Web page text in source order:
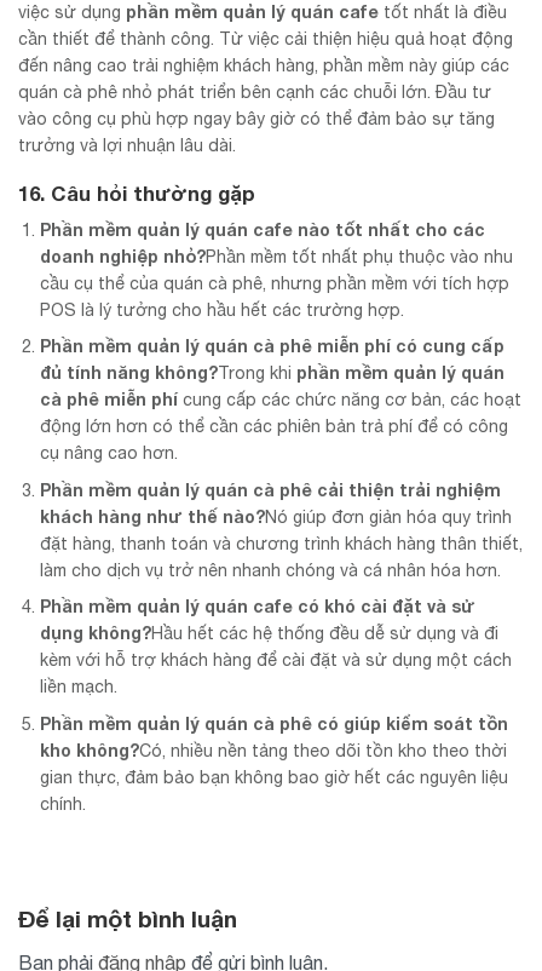
việc sử dụng phần mềm quản lý quán cafe tốt nhất là điều
cần thiết để thành công. Từ việc cải thiện hiệu quả hoạt động
đến nâng cao trải nghiệm khách hàng, phần mềm này giúp các
quán cà phê nhỏ phát triển bên cạnh các chuỗi lớn. Đầu tư
vào công cụ phù hợp ngay bây giờ có thể đảm bảo sự tăng
trưởng và lợi nhuận lâu dài.
16. Câu hỏi thường gặp
Phần mềm quản lý quán cafe nào tốt nhất cho các
doanh nghiệp nhỏ?Phần mềm tốt nhất phụ thuộc vào nhu
cầu cụ thể của quán cà phê, nhưng phần mềm với tích hợp
POS là lý tưởng cho hầu hết các trường hợp.
Phần mềm quản lý quán cà phê miễn phí có cung cấp
đủ tính năng không?Trong khi phần mềm quản lý quán
cà phê miễn phí cung cấp các chức năng cơ bản, các hoạt
động lớn hơn có thể cần các phiên bản trả phí để có công
cụ nâng cao hơn.
Phần mềm quản lý quán cà phê cải thiện trải nghiệm
khách hàng như thế nào?Nó giúp đơn giản hóa quy trình
đặt hàng, thanh toán và chương trình khách hàng thân thiết,
làm cho dịch vụ trở nên nhanh chóng và cá nhân hóa hơn.
Phần mềm quản lý quán cafe có khó cài đặt và sử
dụng không?Hầu hết các hệ thống đều dễ sử dụng và đi
kèm với hỗ trợ khách hàng để cài đặt và sử dụng một cách
liền mạch.
Phần mềm quản lý quán cà phê có giúp kiểm soát tồn
kho không?Có, nhiều nền tảng theo dõi tồn kho theo thời
gian thực, đảm bảo bạn không bao giờ hết các nguyên liệu
chính.
Để lại một bình luận
Bạn phải đăng nhập để gửi bình luận.